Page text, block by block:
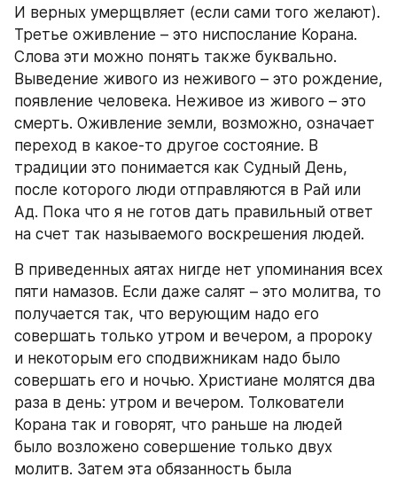
И верных умерщвляет (если сами того желают).
Третье оживление – это ниспослание Корана.
Слова эти можно понять также буквально.
Выведение живого из неживого – это рождение,
появление человека. Неживое из живого – это
смерть. Оживление земли, возможно, означает
переход в какое-то другое состояние. В
традиции это понимается как Судный День,
после которого люди отправляются в Рай или
Ад. Пока что я не готов дать правильный ответ
на счет так называемого воскрешения людей.
В приведенных аятах нигде нет упоминания всех
пяти намазов. Если даже салят – это молитва, то
получается так, что верующим надо его
совершать только утром и вечером, а пророку
и некоторым его сподвижникам надо было
совершать его и ночью. Христиане молятся два
раза в день: утром и вечером. Толкователи
Корана так и говорят, что раньше на людей
было возложено совершение только двух
молитв. Затем эта обязанность была